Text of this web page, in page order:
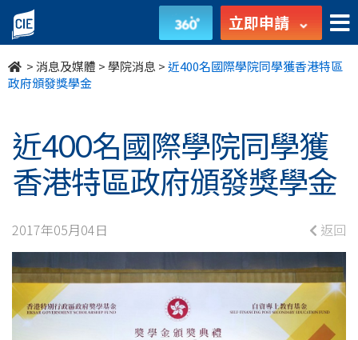
近
400
名
際
學
院
同
學
獲
立即申請
>消息及媒體 >學院消息 >近400名國際學院同學獲香港特區
政府頒發獎學金
近400名國際學院同學獲
香港特區政府頒發獎學金
2017年05月04日 返回